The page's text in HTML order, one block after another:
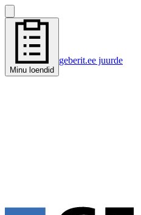
Minu loendid
geberit.ee juurde